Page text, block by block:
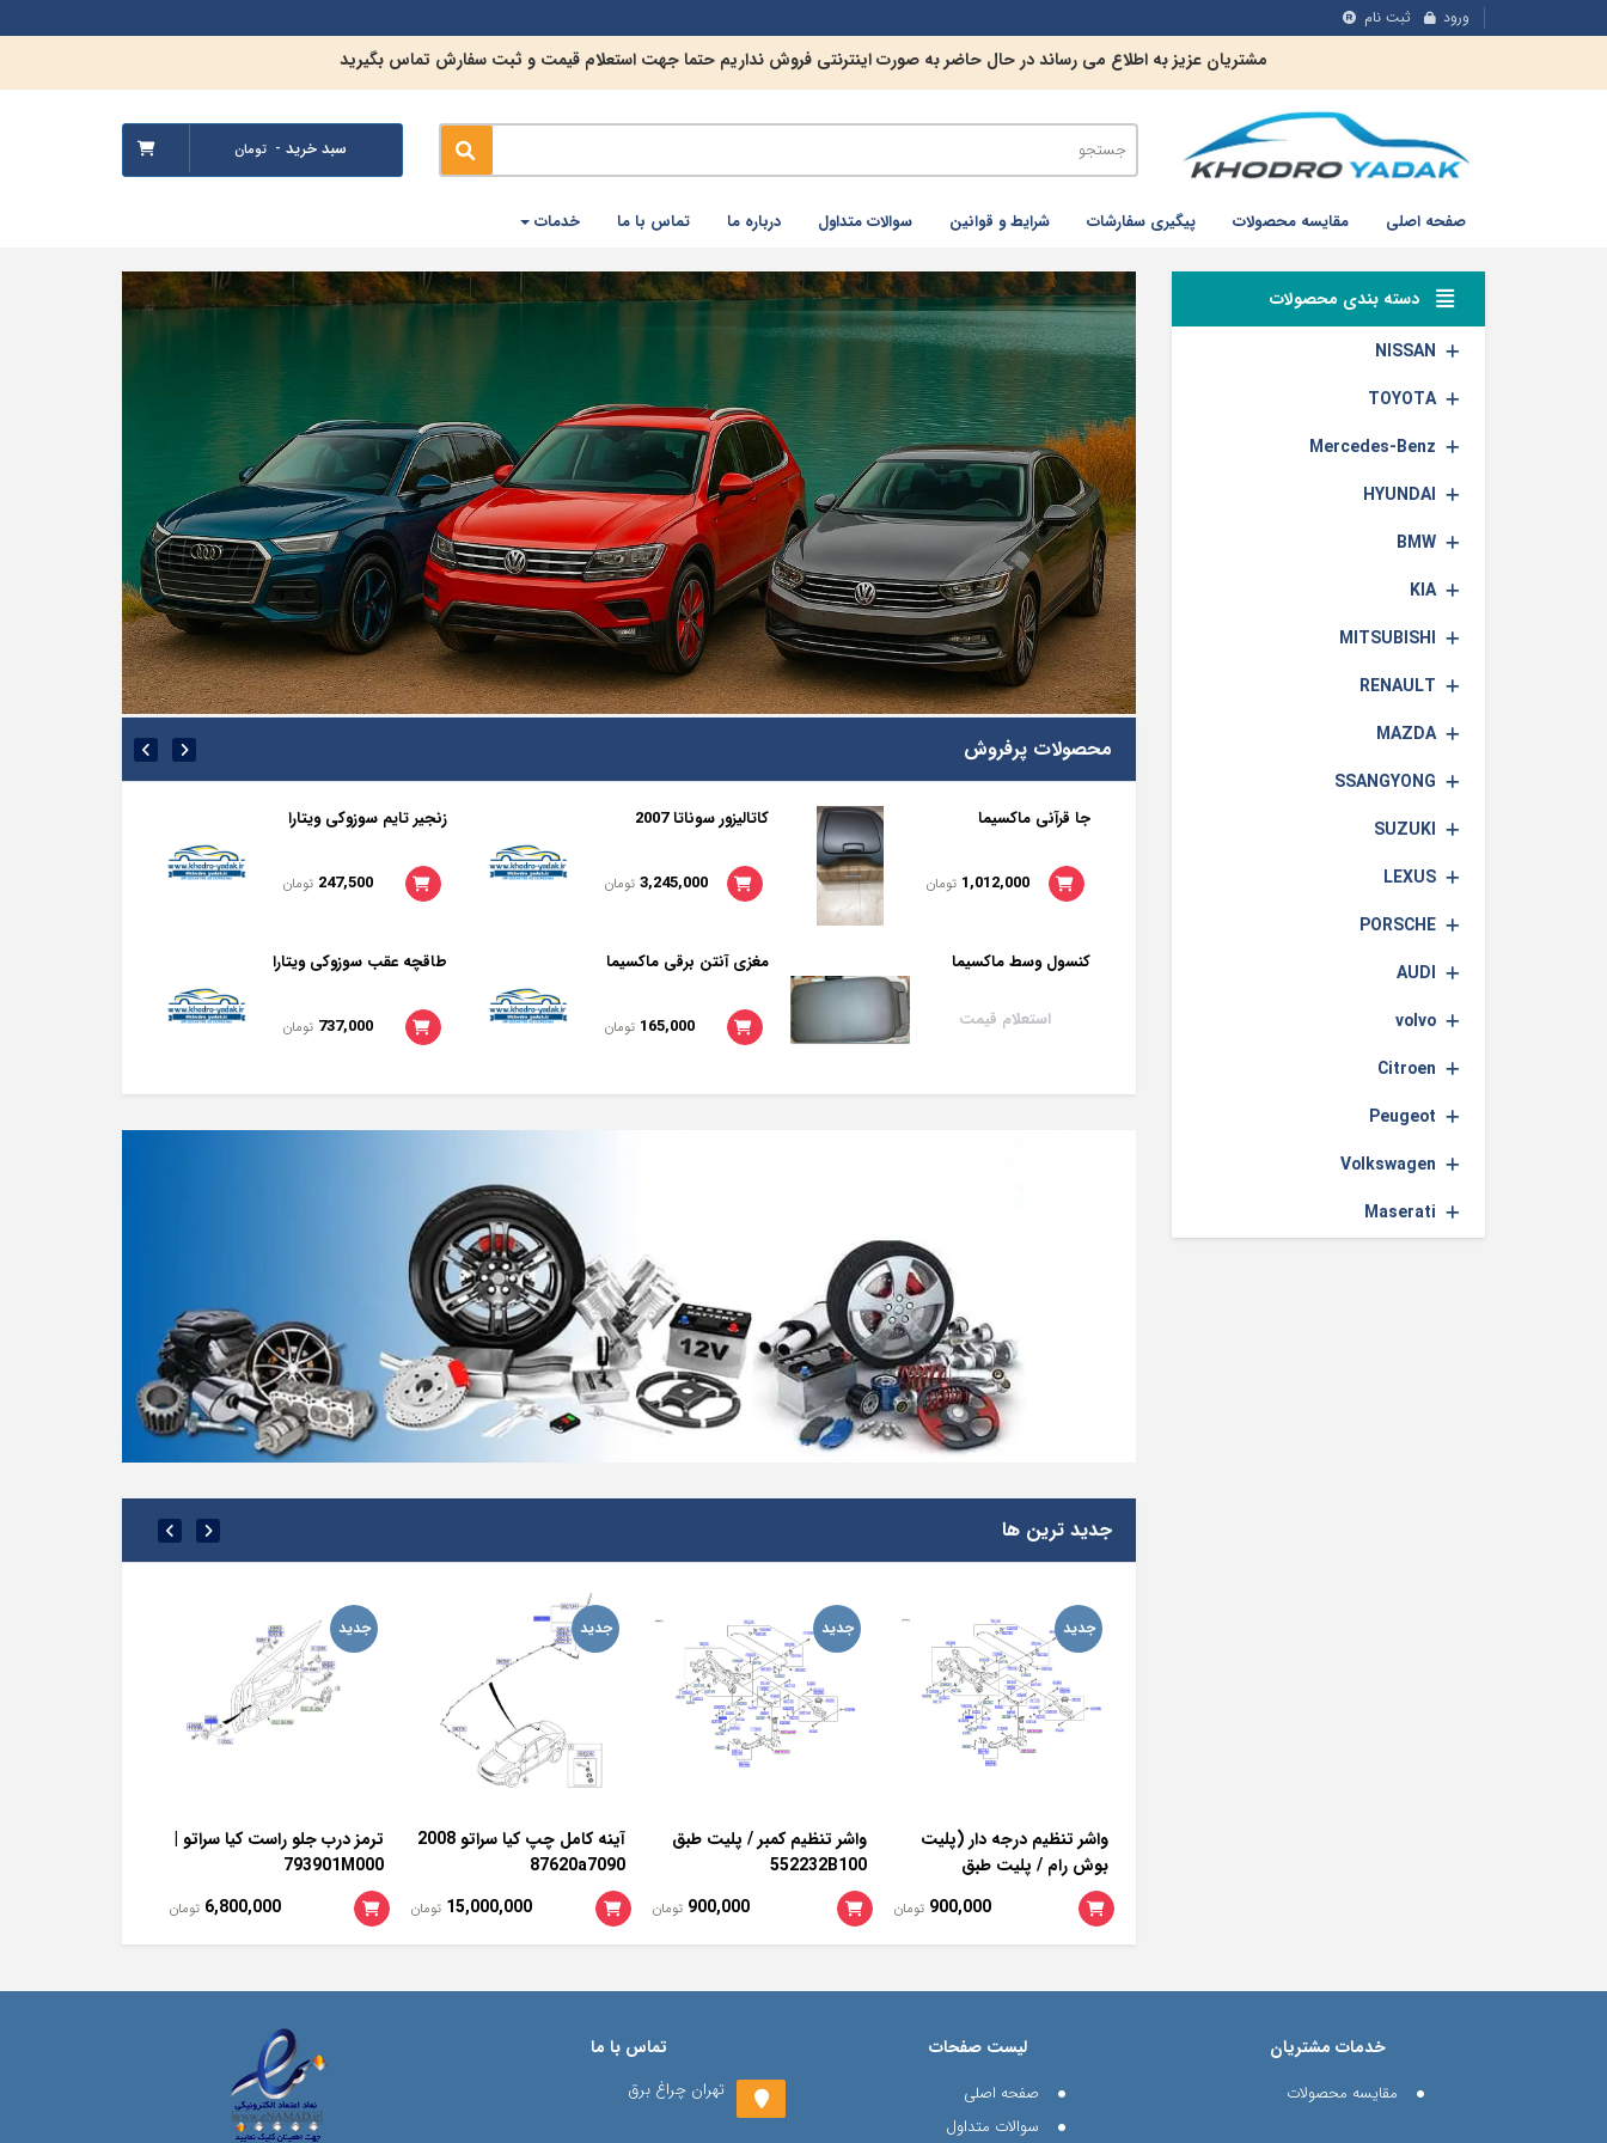
ورود ثبت نام
مشتریان عزیز به اطلاع می رساند در حال حاضر به صورت اینترنتی فروش نداریم حتما جهت استعلام قیمت و ثبت سفارش تماس بگیرید
سبد خرید - تومان
صفحه اصلی مقایسه محصولات پیگیری سفارشات شرايط و قوانین سوالات متداول درباره ما تماس با ما خدمات
دسته بندی محصولات
NISSAN
TOYOTA
Mercedes-Benz
HYUNDAI
BMW
KIA
MITSUBISHI
RENAULT
MAZDA
SSANGYONG
SUZUKI
LEXUS
PORSCHE
AUDI
volvo
Citroen
Peugeot
Volkswagen
Maserati
محصولات پرفروش
زنجیر تایم سوزوکی ویتارا
247,500 تومان
طاقچه عقب سوزوکی ویتارا
737,000 تومان
کاتالیزور سوناتا 2007
3,245,000 تومان
مغزی آنتن برقی ماکسیما
165,000 تومان
جا قرآنی ماکسیما
1,012,000 تومان
کنسول وسط ماکسیما
استعلام قیمت
جدید ترین ها
جدید
ترمز درب جلو راست کیا سراتو |
793901M000
6,800,000 تومان
جدید
آینه کامل چپ کیا سراتو 2008
87620a7090
15,000,000 تومان
جدید
واشر تنظیم کمبر / پلیت طبق
552232B100
900,000 تومان
جدید
واشر تنظیم درجه دار (پلیت
بوش رام / پلیت طبق
552333r000)
900,000 تومان
تماس با ما
تهران چراغ برق
لیست صفحات
صفحه اصلی
سوالات متداول
خدمات مشتریان
مقایسه محصولات